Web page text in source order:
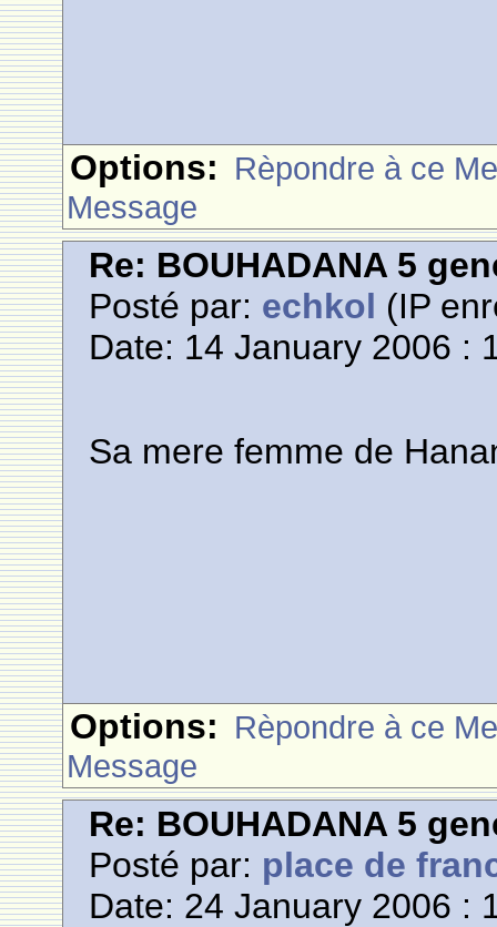
Options: Rèpondre à ce
Message
Re: BOUHADANA 5
Posté par: echkol (IP
Date: 14 January 2006 :
Sa mere femme de
Options: Rèpondre à ce
Message
Re: BOUHADANA 5
Posté par: place de
Date: 24 January 2006 :